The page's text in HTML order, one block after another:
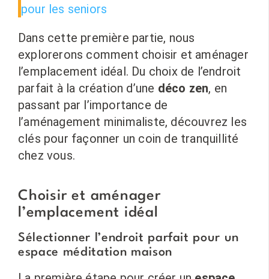
pour les seniors
Dans cette première partie, nous
explorerons comment choisir et aménager
l’emplacement idéal. Du choix de l’endroit
parfait à la création d’une déco zen, en
passant par l’importance de
l’aménagement minimaliste, découvrez les
clés pour façonner un coin de tranquillité
chez vous.
Choisir et aménager
l’emplacement idéal
Sélectionner l’endroit parfait pour un
espace méditation maison